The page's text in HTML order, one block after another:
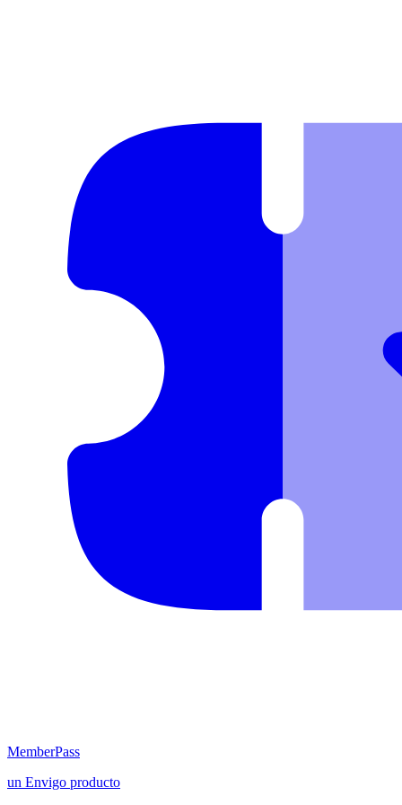
MemberPass
un Envigo producto